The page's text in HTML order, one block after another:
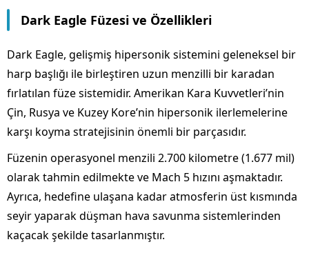
Dark Eagle Füzesi ve Özellikleri
Dark Eagle, gelişmiş hipersonik sistemini geleneksel bir
harp başlığı ile birleştiren uzun menzilli bir karadan
fırlatılan füze sistemidir. Amerikan Kara Kuvvetleri’nin
Çin, Rusya ve Kuzey Kore’nin hipersonik ilerlemelerine
karşı koyma stratejisinin önemli bir parçasıdır.
Füzenin operasyonel menzili 2.700 kilometre (1.677 mil)
olarak tahmin edilmekte ve Mach 5 hızını aşmaktadır.
Ayrıca, hedefine ulaşana kadar atmosferin üst kısmında
seyir yaparak düşman hava savunma sistemlerinden
kaçacak şekilde tasarlanmıştır.